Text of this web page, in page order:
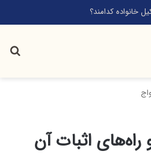
خانواده کدامند؟
اثبات آن